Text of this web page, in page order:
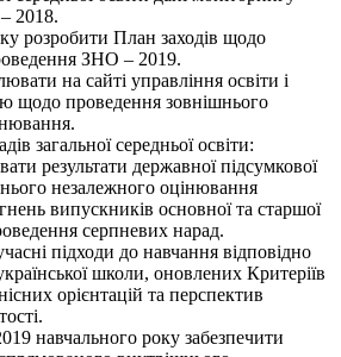
2018.
розробити План заходів щодо
ЗНО – 2019.
на сайті управління освіти і
щодо проведення зовнішнього
загальної середньої освіти:
результати державної підсумкової
незалежного оцінювання
випускників основної та старшої
серпневих нарад.
підходи до навчання відповідно
школи, оновлених Критеріїв
орієнтацій та перспектив
навчального року забезпечити